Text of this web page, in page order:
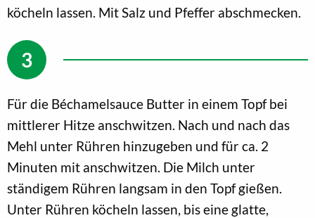
köcheln lassen. Mit Salz und Pfeffer abschmecken.
Für die Béchamelsauce Butter in einem Topf bei
mittlerer Hitze anschwitzen. Nach und nach das
Mehl unter Rühren hinzugeben und für ca. 2
Minuten mit anschwitzen. Die Milch unter
ständigem Rühren langsam in den Topf gießen.
Unter Rühren köcheln lassen, bis eine glatte,